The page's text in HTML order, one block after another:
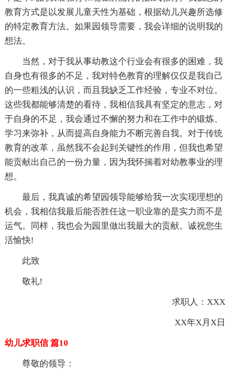
教育方式是以发展儿童天性为基础，根据幼儿兴趣所选修
的特定教育方法。如果园领导需要，我会详细的说明我的
想法。
当然，对于我从事幼教这个行业会有很多的困难，我
自身也有很多的不足，我对特色教育的理解仅仅是我自己
的一些粗浅的认识，而且我缺乏工作经验，专业不对位。
这些我都能够清楚的看待，我相信我具有坚定的意志，对
于自身的不足，我会通过不懈的努力和在工作中的锻炼、
学习来弥补，从而提高自身能力不断完善自我。对于传统
教育的改革，虽然我不会起到关键性的作用，但我也希望
能贡献出自己的一份力量，因为我怀揣着对幼教事业的理
想。
最后，我真诚的希望园领导能够给我一次实现理想的
机会，我相信我最后能否胜任这一职业靠的是实力而不是
运气。同样，我也会为园里做出我最大的贡献。诚祝您生
活愉快!
此致
敬礼!
求职人：XXX
XX年X月X日
幼儿求职信 篇10
尊敬的领导：